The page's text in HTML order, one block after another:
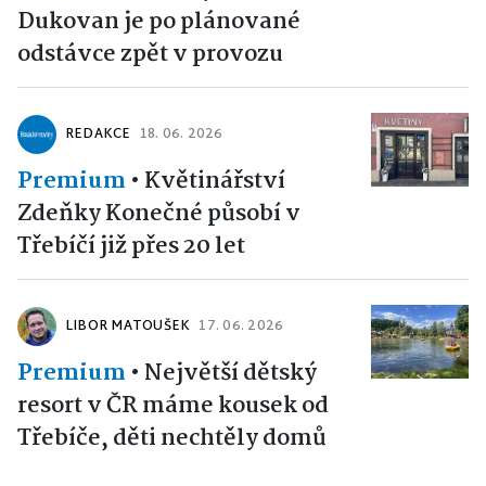
Dukovan je po plánované
odstávce zpět v provozu
REDAKCE 18. 06. 2026
Premium • Květinářství
Zdeňky Konečné působí v
Třebíčí již přes 20 let
LIBOR MATOUŠEK 17. 06. 2026
Premium • Největší dětský
resort v ČR máme kousek od
Třebíče, děti nechtěly domů